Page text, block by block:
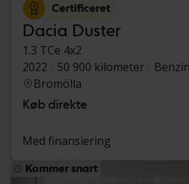
Certificeret
Dacia Duster
1.3 TCe 4x2
2022
50 900 kilometer
Benzin
Bromölla
Køb direkte
Med finansiering
Kommer snart